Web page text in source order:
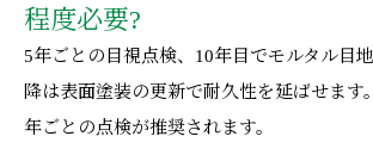
程度必要?
5年ごとの目視点検、10年目でモルタル目
降は表面塗装の更新で耐久性を延ばせます
年ごとの点検が推奨されます。